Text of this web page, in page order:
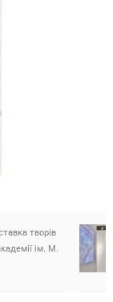
творів
ім. М.